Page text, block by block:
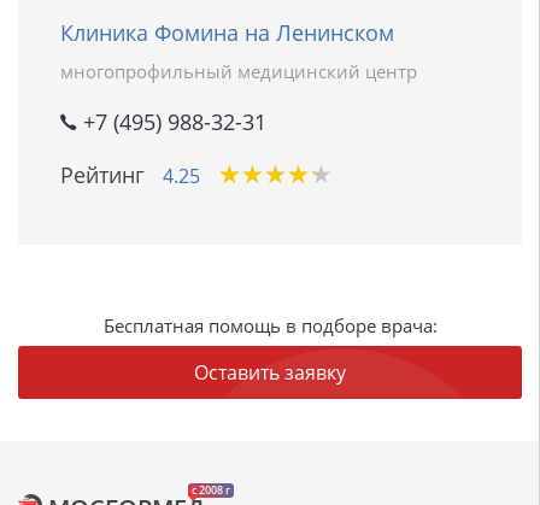
Клиника Фомина на Ленинском
многопрофильный медицинский центр
+7 (495) 988-32-31
Рейтинг
4.25 ★★★★★
★★★★★
Бесплатная помощь в подборе врача:
Оставить заявку
c 2008 г